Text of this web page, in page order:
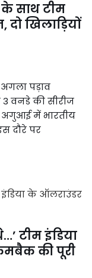
के साथ टीम
दो खिलाड़ियों
पड़ाव
3 वनडे की सीरीज
में भारतीय
दौरे पर
टीम इंडिया
की पूरी